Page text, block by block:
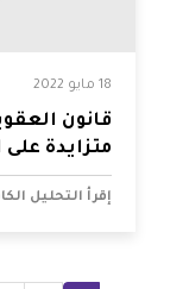
18 مايو 2022
قانون
متزايدة
إقرأ التحليل